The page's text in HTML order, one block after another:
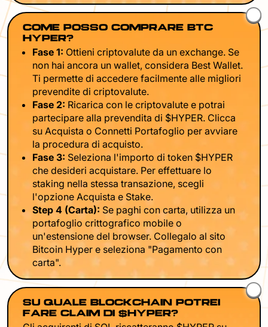
COME POSSO COMPRARE BTC
HYPER?
Fase 1: Ottieni criptovalute da un exchange. Se
non hai ancora un wallet, considera Best Wallet.
Ti permette di accedere facilmente alle migliori
prevendite di criptovalute.
Fase 2: Ricarica con le criptovalute e potrai
partecipare alla prevendita di $HYPER. Clicca
su Acquista o Connetti Portafoglio per avviare
la procedura di acquisto.
Fase 3: Seleziona l'importo di token $HYPER
che desideri acquistare. Per effettuare lo
staking nella stessa transazione, scegli
l'opzione Acquista e Stake.
Step 4 (Carta): Se paghi con carta, utilizza un
portafoglio crittografico mobile o
un'estensione del browser. Collegalo al sito
Bitcoin Hyper e seleziona "Pagamento con
carta".
SU QUALE BLOCKCHAIN POTREI
FARE CLAIM DI $HYPER?